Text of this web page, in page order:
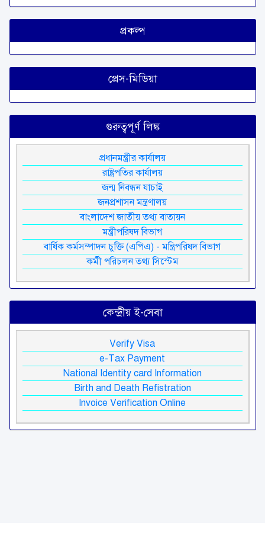
প্রকল্প
প্রেস-মিডিয়া
গুরুত্বপূর্ণ লিঙ্ক
প্রধানমন্ত্রীর কার্যালয়
রাষ্ট্রপতির কার্যালয়
জন্ম নিবন্ধন যাচাই
জনপ্রশাসন মন্ত্রণালয়
বাংলাদেশ জাতীয় তথ্য বাতায়ন
মন্ত্রীপরিষদ বিভাগ
বার্ষিক কর্মসম্পাদন চুক্তি (এপিএ) - মন্ত্রিপরিষদ বিভাগ
কর্মী পরিচলন তথ্য সিস্টেম
কেন্দ্রীয় ই-সেবা
Verify Visa
e-Tax Payment
National Identity card Information
Birth and Death Refistration
Invoice Verification Online